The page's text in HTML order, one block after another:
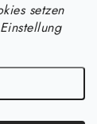
setzen
Leitfaden
kann ich den
herstellt